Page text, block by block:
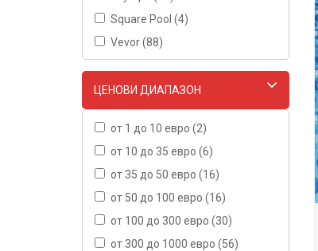
Square Pool (4)
Vevor (88)
ЦЕНОВИ ДИАПАЗОН
от 1 до 10 евро (2)
от 10 до 35 евро (6)
от 35 до 50 евро (16)
от 50 до 100 евро (16)
от 100 до 300 евро (30)
от 300 до 1000 евро (56)